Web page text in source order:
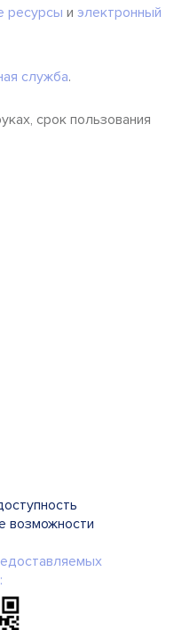
ресурсы и электронный
служба.
срок пользования
возможности